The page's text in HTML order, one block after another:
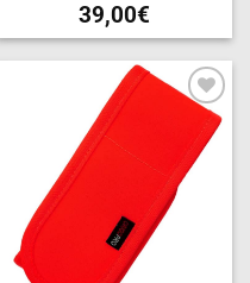
39,00€
Add to
wishlist